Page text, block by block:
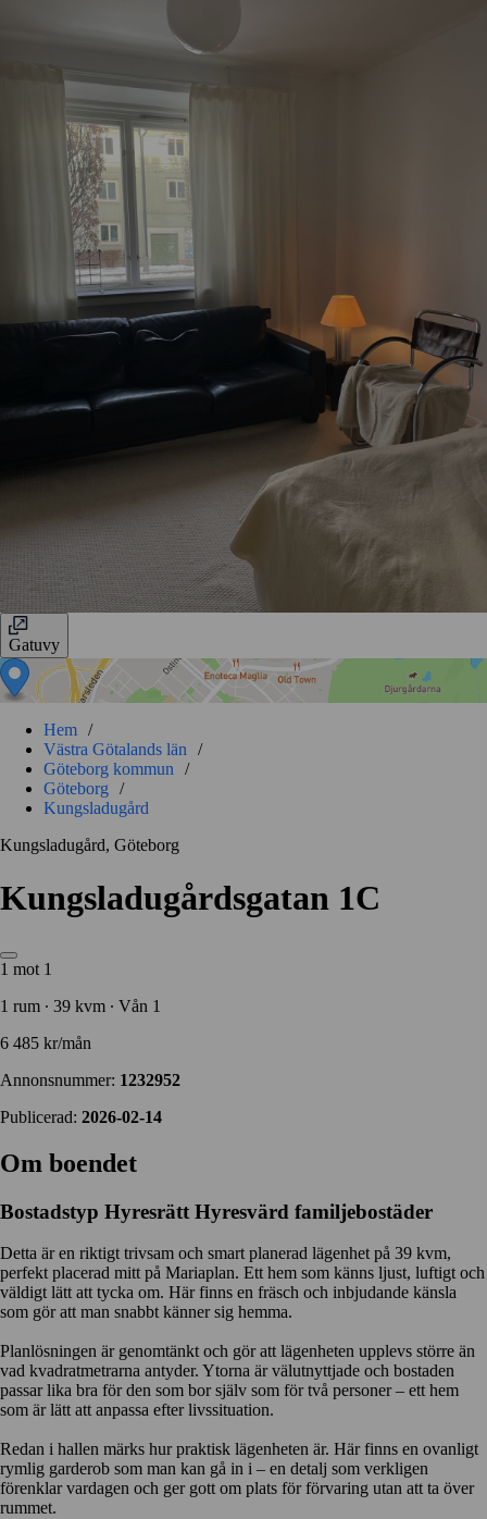
Gatuvy
Hem /
Västra Götalands län
/
Göteborg kommun
/
Göteborg
/
Kungsladugård
Kungsladugård, Göteborg
Kungsladugårdsgatan 1C
1 mot 1
1 rum ∙ 39 kvm ∙ Vån 1
6 485 kr/mån
Annonsnummer: 1232952
Publicerad: 2026-02-14
Om boendet
Bostadstyp Hyresrätt Hyresvärd familjebostäder
Detta är en riktigt trivsam och smart planerad lägenhet på 39 kvm,
perfekt placerad mitt på Mariaplan. Ett hem som känns ljust, luftigt och
väldigt lätt att tycka om. Här finns en fräsch och inbjudande känsla
som gör att man snabbt känner sig hemma.
Planlösningen är genomtänkt och gör att lägenheten upplevs större än
vad kvadratmetrarna antyder. Ytorna är välutnyttjade och bostaden
passar lika bra för den som bor själv som för två personer – ett hem
som är lätt att anpassa efter livssituation.
Redan i hallen märks hur praktisk lägenheten är. Här finns en ovanligt
rymlig garderob som man kan gå in i – en detalj som verkligen
förenklar vardagen och ger gott om plats för förvaring utan att ta över
rummet.